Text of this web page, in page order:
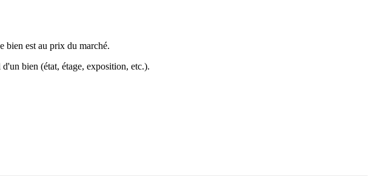
bien est au prix du marché.
bien (état, étage, exposition, etc.).